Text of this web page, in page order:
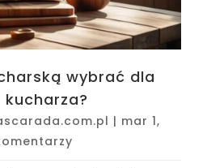
wybrać dla
| mar 1,